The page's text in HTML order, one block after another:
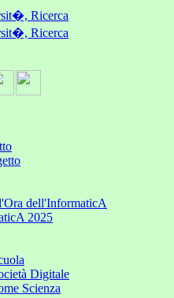
dell'InformaticA
2025
Digitale
Scienza